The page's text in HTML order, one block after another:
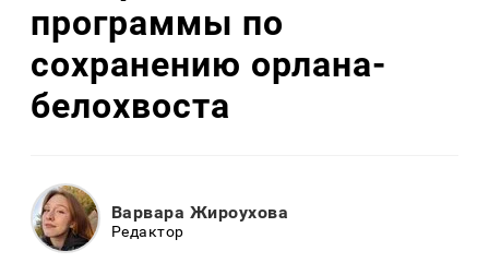
программы по
сохранению орлана-
белохвоста
Варвара Жироухова
Редактор